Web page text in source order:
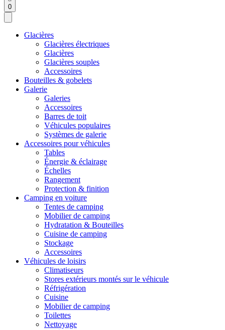
0
Glacières
Glacières électriques
Glacières
Glacières souples
Accessoires
Bouteilles & gobelets
Galerie
Galeries
Accessoires
Barres de toit
Véhicules populaires
Systèmes de galerie
Accessoires pour véhicules
Tables
Énergie & éclairage
Échelles
Rangement
Protection & finition
Camping en voiture
Tentes de camping
Mobilier de camping
Hydratation & Bouteilles
Cuisine de camping
Stockage
Accessoires
Véhicules de loisirs
Climatiseurs
Stores extérieurs montés sur le véhicule
Réfrigération
Cuisine
Mobilier de camping
Toilettes
Nettoyage